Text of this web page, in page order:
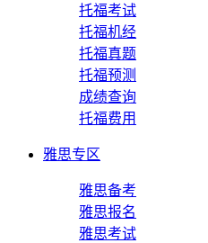
托福考试
托福机经
托福真题
托福预测
成绩查询
托福费用
雅思专区
雅思备考
雅思报名
雅思考试